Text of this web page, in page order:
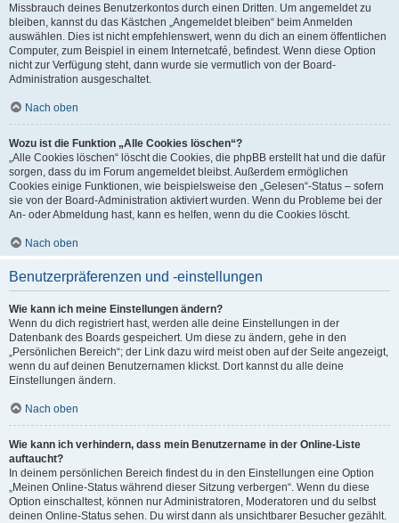
Missbrauch deines Benutzerkontos durch einen Dritten. Um angemeldet zu
bleiben, kannst du das Kästchen „Angemeldet bleiben“ beim Anmelden
auswählen. Dies ist nicht empfehlenswert, wenn du dich an einem öffentlichen
Computer, zum Beispiel in einem Internetcafé, befindest. Wenn diese Option
nicht zur Verfügung steht, dann wurde sie vermutlich von der Board-
Administration ausgeschaltet.
Nach oben
Wozu ist die Funktion „Alle Cookies löschen“?
„Alle Cookies löschen“ löscht die Cookies, die phpBB erstellt hat und die dafür
sorgen, dass du im Forum angemeldet bleibst. Außerdem ermöglichen
Cookies einige Funktionen, wie beispielsweise den „Gelesen“-Status – sofern
sie von der Board-Administration aktiviert wurden. Wenn du Probleme bei der
An- oder Abmeldung hast, kann es helfen, wenn du die Cookies löscht.
Nach oben
Benutzerpräferenzen und -einstellungen
Wie kann ich meine Einstellungen ändern?
Wenn du dich registriert hast, werden alle deine Einstellungen in der
Datenbank des Boards gespeichert. Um diese zu ändern, gehe in den
„Persönlichen Bereich“; der Link dazu wird meist oben auf der Seite angezeigt,
wenn du auf deinen Benutzernamen klickst. Dort kannst du alle deine
Einstellungen ändern.
Nach oben
Wie kann ich verhindern, dass mein Benutzername in der Online-Liste
auftaucht?
In deinem persönlichen Bereich findest du in den Einstellungen eine Option
„Meinen Online-Status während dieser Sitzung verbergen“. Wenn du diese
Option einschaltest, können nur Administratoren, Moderatoren und du selbst
deinen Online-Status sehen. Du wirst dann als unsichtbarer Besucher gezählt.